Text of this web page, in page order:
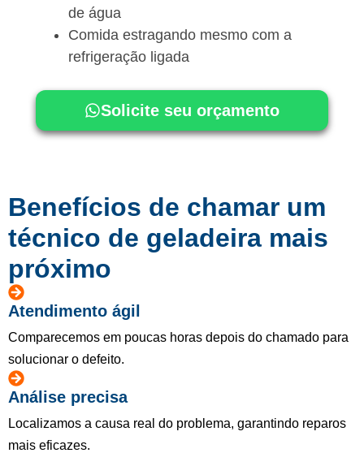
de água
Comida estragando mesmo com a
refrigeração ligada
Solicite seu orçamento
Benefícios de chamar um
técnico de geladeira mais
próximo
Atendimento ágil
Comparecemos em poucas horas depois do chamado para
solucionar o defeito.
Análise precisa
Localizamos a causa real do problema, garantindo reparos
mais eficazes.